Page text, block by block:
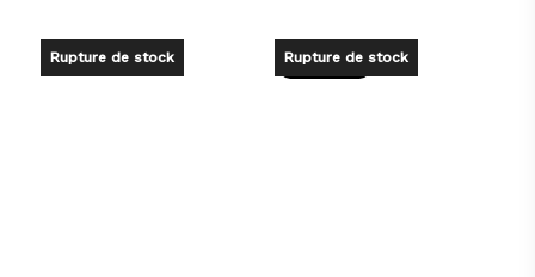
Rupture de stock Rupture de stock
Promo !